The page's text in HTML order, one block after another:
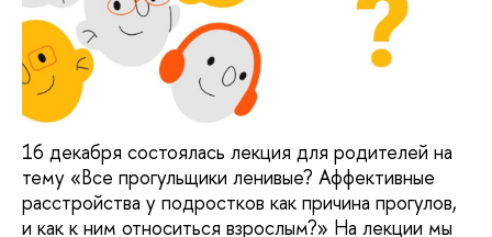
16 декабря состоялась лекция для родителей на
тему «Все прогульщики ленивые? Аффективные
расстройства у подростков как причина прогулов,
и как к ним относиться взрослым?» На лекции мы